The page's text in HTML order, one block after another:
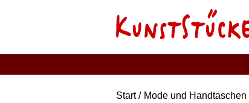
Start Mode und Handtaschen